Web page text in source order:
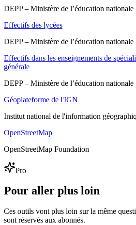
DEPP – Ministère de l’éducation nationale
Effectifs des lycées
DEPP – Ministère de l’éducation nationale
Effectifs dans les enseignements de
générale
DEPP – Ministère de l’éducation nationale
Géoplateforme de l'IGN
Institut national de l'information
OpenStreetMap
OpenStreetMap Foundation
Pro
Pour aller plus loin
Ces outils vont plus loin sur la même
sont réservés aux abonnés.